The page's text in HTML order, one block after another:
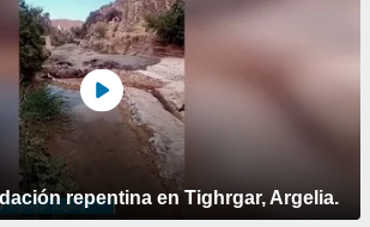
repentina en Tighrgar, Argelia.